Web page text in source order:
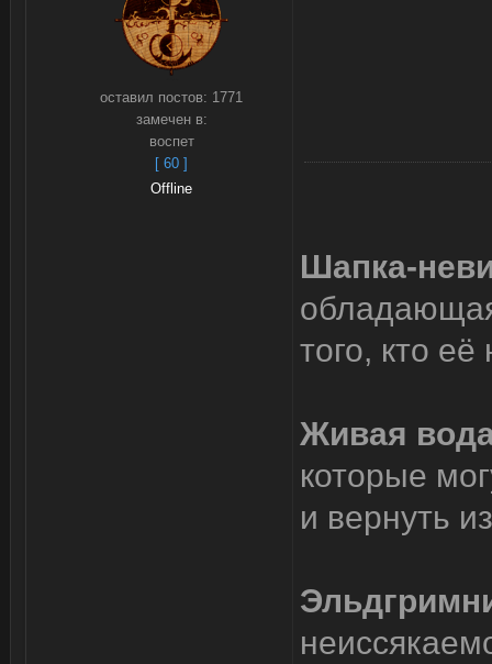
оставил постов: 1771
замечен в:
воспет
[ 60 ]
Offline
Шапка-
того, кто её
Живая
которые
и вернуть